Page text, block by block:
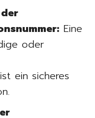
Eine
oder
ein sicheres